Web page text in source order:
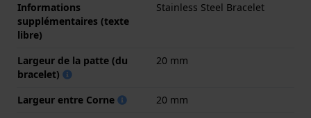
Informations
supplémentaires (texte
libre)
Stainless Steel Bracelet
Largeur de la patte (du
bracelet)
20 mm
Largeur entre Corne
20 mm